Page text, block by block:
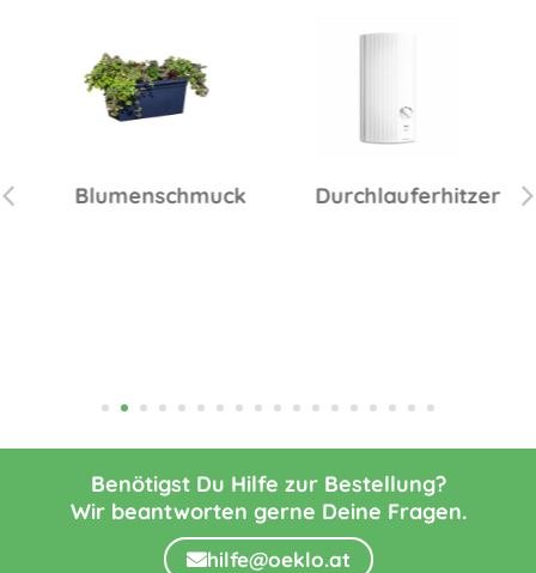
Blumenschmuck Durchlauferhitzer
Benötigst Du Hilfe zur Bestellung?
Wir beantworten gerne Deine Fragen.
hilfe@oeklo.at